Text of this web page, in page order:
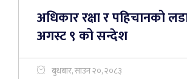
अधिकार रक्षा र पहिचानको
अगस्ट ९ को सन्देश
बुधबार, साउन २०, २०८३